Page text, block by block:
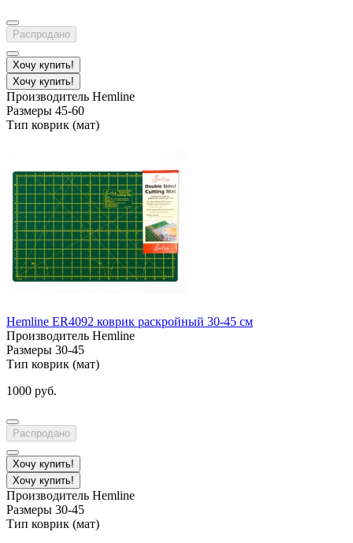
Распродано
Хочу купить!
Хочу купить!
Производитель Hemline
Размеры 45-60
Тип коврик (мат)
Hemline ER4092 коврик раскройный 30-45 см
Производитель Hemline
Размеры 30-45
Тип коврик (мат)
1000 руб.
Распродано
Хочу купить!
Хочу купить!
Производитель Hemline
Размеры 30-45
Тип коврик (мат)